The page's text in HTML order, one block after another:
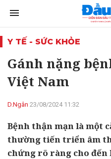
Y TẾ - SỨC KHỎE
Gánh nặng
Việt Nam
D.Ngân 23/08/2024 11:32
Bệnh thận mạn là một
thường tiến triển âm
chứng rõ ràng cho